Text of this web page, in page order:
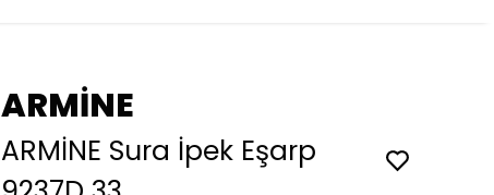
ARMİNE
ARMİNE Sura İpek Eşarp